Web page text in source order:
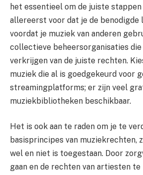
het essentieel om de juiste
allereerst voor dat je de benodigde
voordat je muziek van anderen
collectieve beheersorganisaties
verkrijgen van de juiste rechten.
muziek die al is goedgekeurd voor
streamingplatforms; er zijn veel
muziekbibliotheken beschikbaar.
Het is ook aan te raden om je te
basisprincipes van muziekrechten,
wel en niet is toegestaan. Door
gaan en de rechten van artiesten